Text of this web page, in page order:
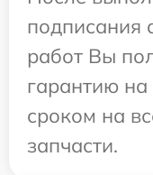
подписания
работ Вы
гарантию на
сроком на
запчасти.